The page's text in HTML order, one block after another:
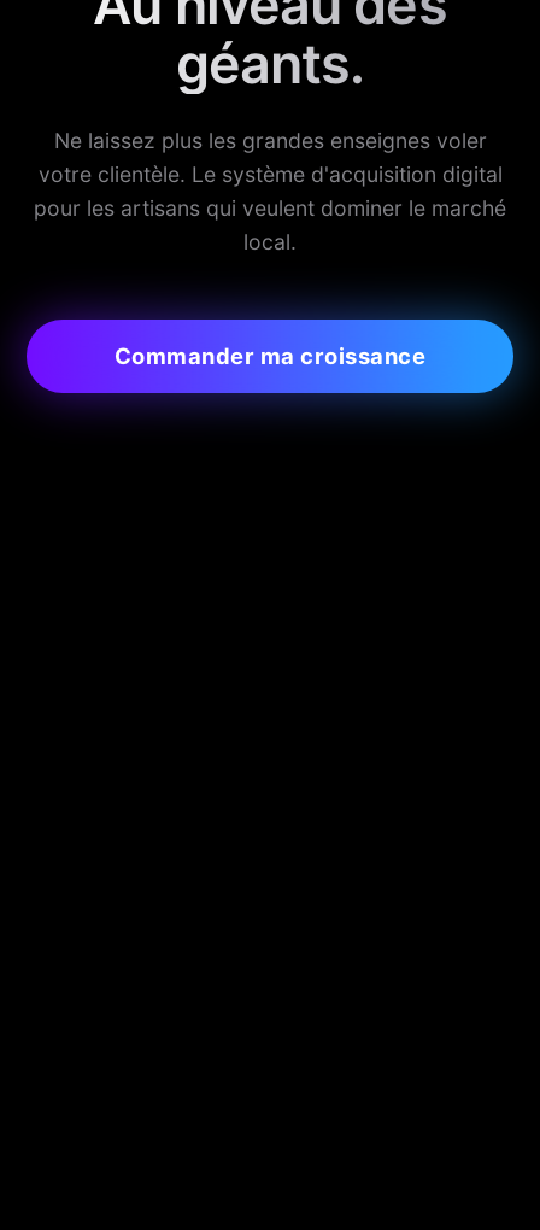
géants.
Ne laissez plus les grandes enseignes voler
votre clientèle. Le système d'acquisition digital
pour les artisans qui veulent dominer le marché
local.
Commander ma croissance